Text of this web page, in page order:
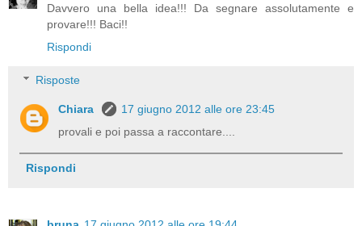
Davvero una bella idea!!! Da segnare assolutamente e
provare!!! Baci!!
Rispondi
Risposte
Chiara
17 giugno 2012 alle ore 23:45
provali e poi passa a raccontare....
Rispondi